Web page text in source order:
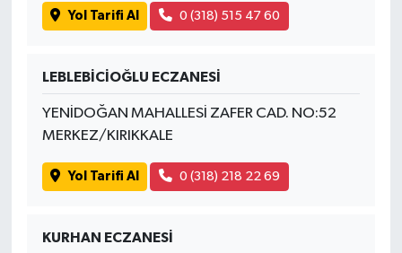
Yol Tarifi Al 0 (318) 515 47 60
LEBLEBİCİOĞLU ECZANESİ
YENİDOĞAN MAHALLESİ ZAFER CAD. NO:52
MERKEZ/KIRIKKALE
Yol Tarifi Al 0 (318) 218 22 69
KURHAN ECZANESİ